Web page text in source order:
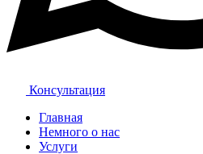
Консультация
Главная
Немного о нас
Услуги